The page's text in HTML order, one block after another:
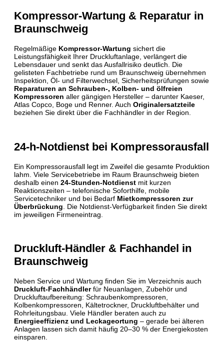
Kompressor-Wartung & Reparatur in
Braunschweig
Regelmäßige Kompressor-Wartung sichert die
Leistungsfähigkeit Ihrer Druckluftanlage, verlängert die
Lebensdauer und senkt das Ausfallrisiko deutlich. Die
gelisteten Fachbetriebe rund um Braunschweig übernehmen
Inspektion, Öl- und Filterwechsel, Sicherheits­prüfungen sowie
Reparaturen an Schrauben-, Kolben- und ölfreien
Kompressoren aller gängigen Hersteller – darunter Kaeser,
Atlas Copco, Boge und Renner. Auch Originalersatzteile
beziehen Sie direkt über die Fachhändler in der Region.
24-h-Notdienst bei Kompressorausfall
Ein Kompressorausfall legt im Zweifel die gesamte Produktion
lahm. Viele Servicebetriebe im Raum Braunschweig bieten
deshalb einen 24-Stunden-Notdienst mit kurzen
Reaktionszeiten – telefonische Soforthilfe, mobile
Servicetechniker und bei Bedarf Mietkompressoren zur
Überbrückung . Die Notdienst-Verfügbarkeit finden Sie direkt
im jeweiligen Firmeneintrag.
Druckluft-Händler & Fachhandel in
Braunschweig
Neben Service und Wartung finden Sie im Verzeichnis auch
Druckluft-Fachhändlerfür Neuanlagen, Zubehör und
Druckluftaufbereitung: Schraubenkompressoren,
Kolbenkompressoren, Kältetrockner, Druckluftbehälter und
Rohrleitungsbau. Viele Händler beraten auch zu
Energieeffizienz und Leckageortung – gerade bei älteren
Anlagen lassen sich damit häufig 20–30 % der Energiekosten
einsparen.